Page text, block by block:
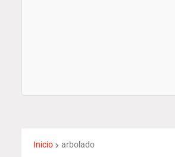
Inicio arbolado